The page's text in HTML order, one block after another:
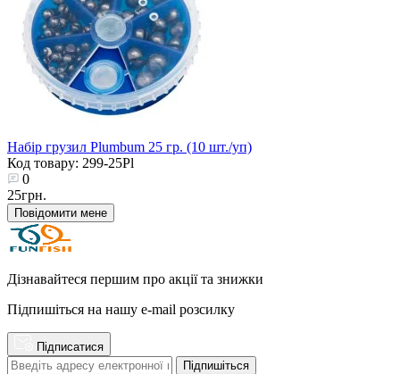
Набір грузил Plumbum 25 гр. (10 шт./уп)
Код товару: 299-25Pl
0
25грн.
Повідомити мене
Дізнавайтеся першим про акції та знижки
Підпишіться на нашу e-mail розсилку
Підписатися
Підпишіться